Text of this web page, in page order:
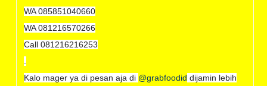
WA 085851040660
WA 081216570266
Call 081216216253
Kalo mager ya di pesan aja di @grabfoodid dijamin lebih